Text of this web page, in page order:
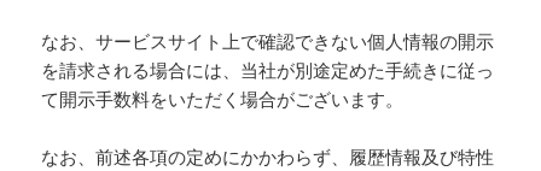
なお、サービスサイト上で確認できない個人情報の開示
を請求される場合には、当社が別途定めた手続きに従っ
て開示手数料をいただく場合がございます。
なお、前述各項の定めにかかわらず、履歴情報及び特性